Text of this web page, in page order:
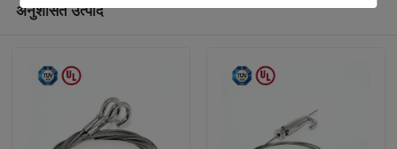
अनुशंसित उत्पाद